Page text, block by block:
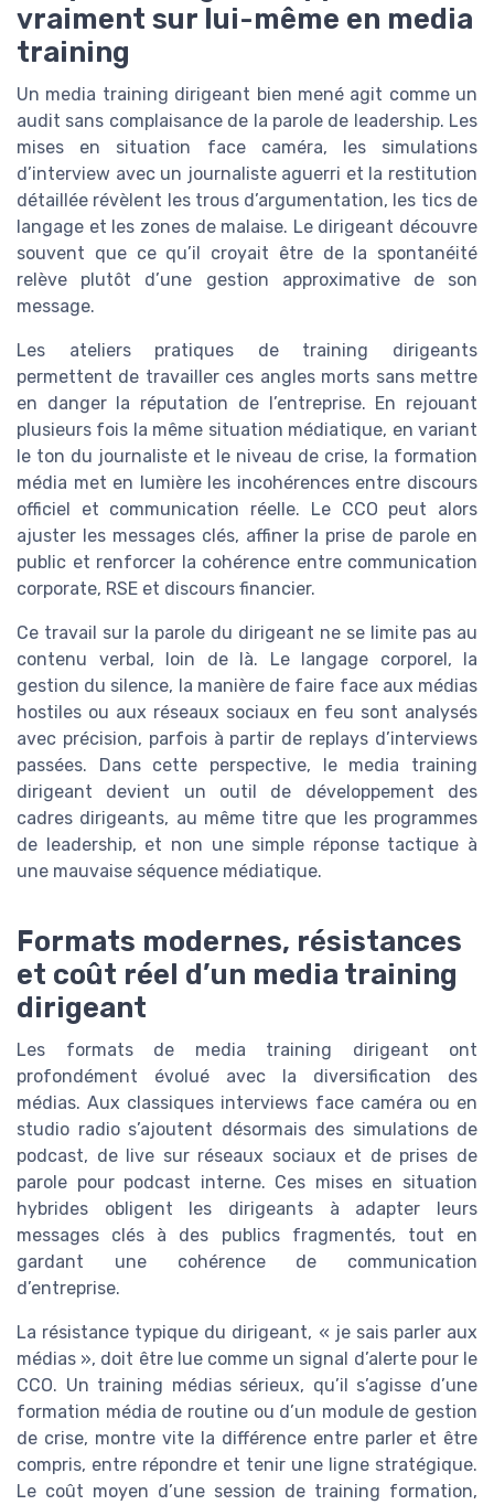
vraiment sur lui-même en media
training
Un media training dirigeant bien mené agit comme un
audit sans complaisance de la parole de leadership. Les
mises en situation face caméra, les simulations
d’interview avec un journaliste aguerri et la restitution
détaillée révèlent les trous d’argumentation, les tics de
langage et les zones de malaise. Le dirigeant découvre
souvent que ce qu’il croyait être de la spontanéité
relève plutôt d’une gestion approximative de son
message.
Les ateliers pratiques de training dirigeants
permettent de travailler ces angles morts sans mettre
en danger la réputation de l’entreprise. En rejouant
plusieurs fois la même situation médiatique, en variant
le ton du journaliste et le niveau de crise, la formation
média met en lumière les incohérences entre discours
officiel et communication réelle. Le CCO peut alors
ajuster les messages clés, affiner la prise de parole en
public et renforcer la cohérence entre communication
corporate, RSE et discours financier.
Ce travail sur la parole du dirigeant ne se limite pas au
contenu verbal, loin de là. Le langage corporel, la
gestion du silence, la manière de faire face aux médias
hostiles ou aux réseaux sociaux en feu sont analysés
avec précision, parfois à partir de replays d’interviews
passées. Dans cette perspective, le media training
dirigeant devient un outil de développement des
cadres dirigeants, au même titre que les programmes
de leadership, et non une simple réponse tactique à
une mauvaise séquence médiatique.
Formats modernes, résistances
et coût réel d’un media training
dirigeant
Les formats de media training dirigeant ont
profondément évolué avec la diversification des
médias. Aux classiques interviews face caméra ou en
studio radio s’ajoutent désormais des simulations de
podcast, de live sur réseaux sociaux et de prises de
parole pour podcast interne. Ces mises en situation
hybrides obligent les dirigeants à adapter leurs
messages clés à des publics fragmentés, tout en
gardant une cohérence de communication
d’entreprise.
La résistance typique du dirigeant, « je sais parler aux
médias », doit être lue comme un signal d’alerte pour le
CCO. Un training médias sérieux, qu’il s’agisse d’une
formation média de routine ou d’un module de gestion
de crise, montre vite la différence entre parler et être
compris, entre répondre et tenir une ligne stratégique.
Le coût moyen d’une session de training formation,